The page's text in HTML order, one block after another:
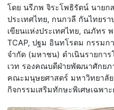
โดย นรีภพ จิระโพธิรัตน์ นายก
ประเทศไทย, กนกวลี กันไทยร
เขียนแห่งประเทศไทย, ณภัทร
TCAP, ปฐม อินทโรดม กรรมก
จำกัด (มหาชน) ดำเนินรายกา
เวท รองคณบดีฝ่ายพัฒนาศักย
คณะมนุษยศาสตร์ มหาวิทยาลั
กิจกรรมเสริมทักษะพิเศษเฉพา